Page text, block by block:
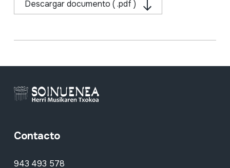
Descargar documento ( .pdf )
Contacto
943 493 578